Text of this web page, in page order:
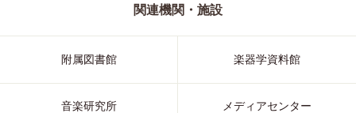
関連機関・施設
附属図書館 楽器学資料館
音楽研究所 メディアセンター